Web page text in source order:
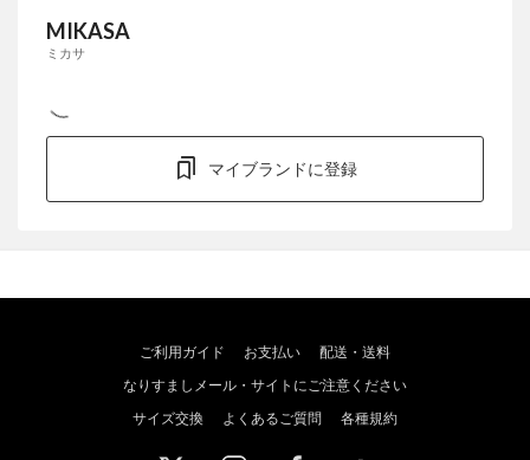
MIKASA
ミカサ
マイブランドに登録
ご利用ガイド お支払い
配送・送料
なりすましメール・サイトにご注意ください
サイズ交換
よくあるご質問 各種規約